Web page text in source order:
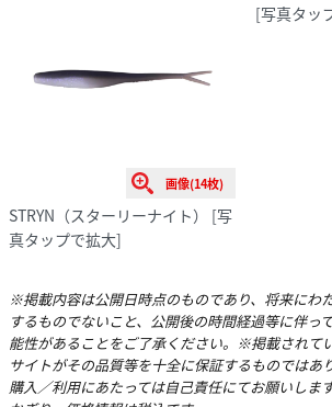
画像(14枚)
STRYN（スターリーナイト）
[写
真タップで拡大]
[写真タッ
※掲載内容は公開日時点のものであり、将来にわ
するものでないこと、公開後の時間経過等に伴っ
能性があることをご了承ください。※掲載されて
サイトがその品質等を十全に保証するものではあ
購入／利用にあたっては自己責任にてお願いし